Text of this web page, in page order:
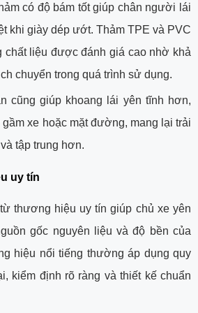
có độ bám tốt giúp chân người lái
khi giày dép ướt. Thảm TPE và PVC
chất liệu được đánh giá cao nhờ khả
chuyển trong quá trình sử dụng.
cũng giúp khoang lái yên tĩnh hơn,
xe hoặc mặt đường, mang lại trải
tập trung hơn.
uy tín
thương hiệu uy tín giúp chủ xe yên
gốc nguyên liệu và độ bền của
hiệu nổi tiếng thường áp dụng quy
kiểm định rõ ràng và thiết kế chuẩn